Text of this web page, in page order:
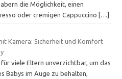
die Möglichkeit, einen
oder cremigen Cappuccino
[…]
Kamera: Sicherheit und Komfort
viele Eltern unverzichtbar, um das
Babys im Auge zu behalten,